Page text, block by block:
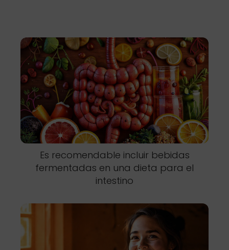
Es recomendable incluir bebidas
fermentadas en una dieta para el
intestino